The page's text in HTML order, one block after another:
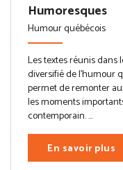
Humoresques
Humour québécois
Les textes réunis
diversifié de l’humour
permet de remonter
les moments
contemporain. ...
En savoir plus